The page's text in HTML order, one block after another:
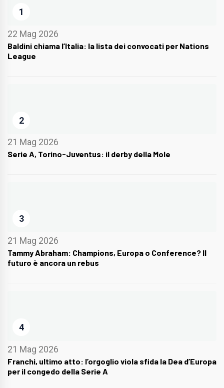
1
22 Mag 2026
Baldini chiama l’Italia: la lista dei convocati per Nations
League
2
21 Mag 2026
Serie A, Torino-Juventus: il derby della Mole
3
21 Mag 2026
Tammy Abraham: Champions, Europa o Conference? Il
futuro è ancora un rebus
4
21 Mag 2026
Franchi, ultimo atto: l’orgoglio viola sfida la Dea d’Europa
per il congedo della Serie A